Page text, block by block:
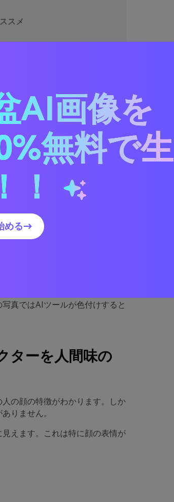
スメ
の優れた点
解する前に、このプロセスがな
ラー化する理由をいくつか紹介
ものにできる
る
真ではAIツールが色付けすると
ターを人間味の
の顔の特徴がわかります。しか
りません。
えます。これは特に顔の表情が
AI画像を
無料で生
！
める→